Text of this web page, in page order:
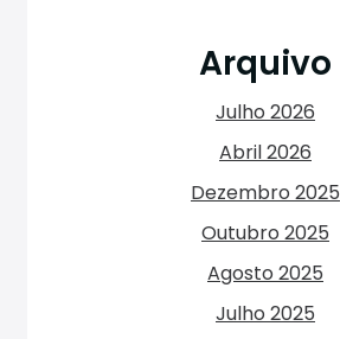
Arquivo
Julho 2026
Abril 2026
Dezembro 2025
Outubro 2025
Agosto 2025
Julho 2025